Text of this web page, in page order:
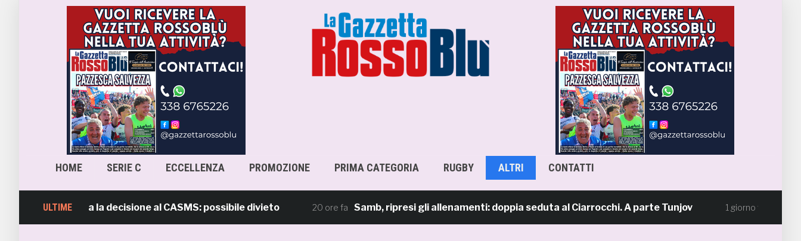
HOME SERIE C ECCELLENZA PROMOZIONE PRIMA CATEGORIA RUGBY ALTRI CONTATTI
ULTIME
rimanda la decisione al CASMS: possibile divieto 20 ore fa Samb, ripresi gli allenamenti: doppia seduta al Ciarrocchi. A parte Tunjov 1 giorno fa La Samb